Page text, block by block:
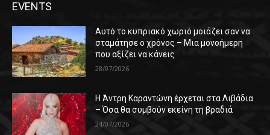
EVENTS
Αυτό το κυπριακό χωριό μοιάζει σαν να
σταμάτησε ο χρόνος – Μια μονοήμερη
που αξίζει να κάνεις
28/07/2026
Η Άντρη Καραντώνη έρχεται στα Λιβάδια
– Όσα θα συμβούν εκείνη τη βραδιά
24/07/2026